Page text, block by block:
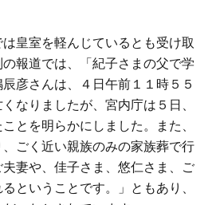
皇室を軽んじているとも受け取
報道では、「紀子さまの父で学
彦さんは、４日午前１１時５５
なりましたが、宮内庁は５日、
とを明らかにしました。また、
ごく近い親族のみの家族葬で行
妻や、佳子さま、悠仁さま、ご
ということです。」ともあり、